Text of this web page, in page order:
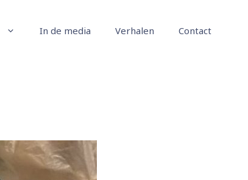
In de media Verhalen Contact